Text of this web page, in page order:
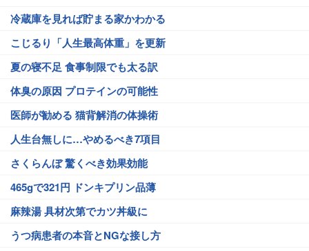
冷蔵庫を見れば貯まる家かわかる
こじるり「人生最高体重」を更新
夏の寝不足 食事制限でも太る訳
体臭の原因 プロテインの可能性
医師が勧める 猫背解消の体操術
人生台無しに…やめるべき7項目
さくらんぼ 驚くべき効果効能
465gで321円 ドンキプリン品薄
麻辣湯 具材次第でカツ丼級に
うつ病患者の本音とNGな接し方